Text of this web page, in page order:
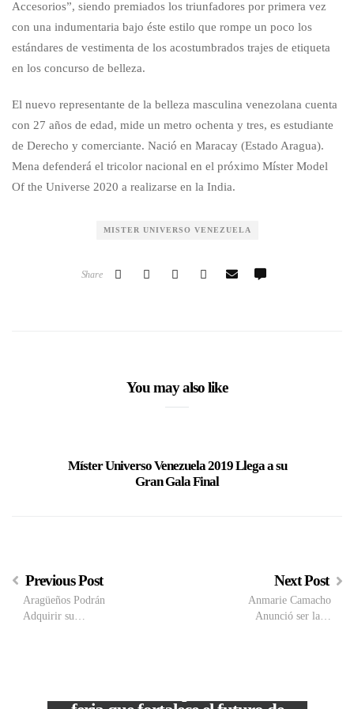
Accesorios”, siendo premiados los triunfadores por primera vez
con una indumentaria bajo éste estilo que rompe un poco los
estándares de vestimenta de los acostumbrados trajes de etiqueta
en los concurso de belleza.
El nuevo representante de la belleza masculina venezolana cuenta
con 27 años de edad, mide un metro ochenta y tres, es estudiante
de Derecho y comerciante. Nació en Maracay (Estado Aragua).
Mena defenderá el tricolor nacional en el próximo Míster Model
Of the Universe 2020 a realizarse en la India.
MISTER UNIVERSO VENEZUELA
Share
You may also like
Míster Universo Venezuela 2019 Llega a su
Gran Gala Final
Previous Post
Aragüeños Podrán
Adquirir su…
Next Post
Anmarie Camacho
Anunció ser la…